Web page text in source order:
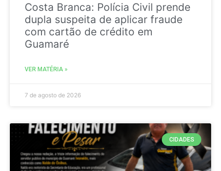
Costa Branca: Polícia Civil prende
dupla suspeita de aplicar fraude
com cartão de crédito em
Guamaré
VER MATÉRIA »
7 de agosto de 2026
CIDADES